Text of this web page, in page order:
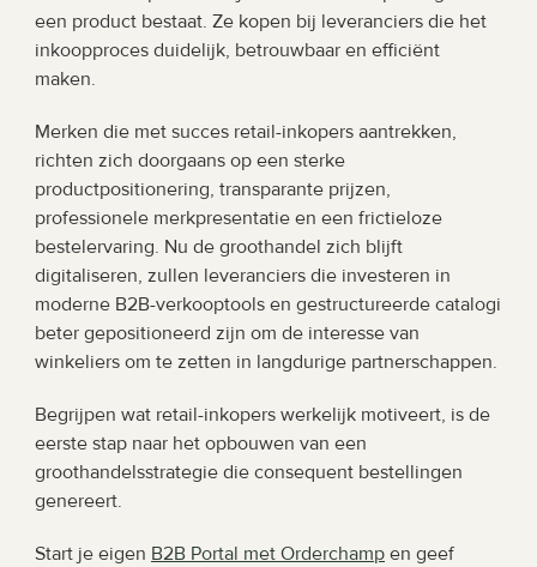
een product bestaat. Ze kopen bij leveranciers die het
inkoopproces duidelijk, betrouwbaar en efficiënt
maken.
Merken die met succes retail-inkopers aantrekken,
richten zich doorgaans op een sterke
productpositionering, transparante prijzen,
professionele merkpresentatie en een frictieloze
bestelervaring. Nu de groothandel zich blijft
digitaliseren, zullen leveranciers die investeren in
moderne B2B-verkooptools en gestructureerde catalogi
beter gepositioneerd zijn om de interesse van
winkeliers om te zetten in langdurige partnerschappen.
Begrijpen wat retail-inkopers werkelijk motiveert, is de
eerste stap naar het opbouwen van een
groothandelsstrategie die consequent bestellingen
genereert.
Start je eigen B2B Portal met Orderchamp en geef